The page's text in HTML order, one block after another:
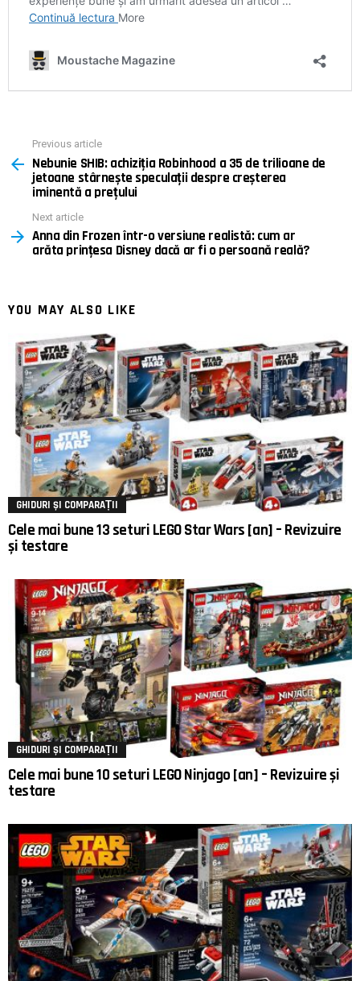
more
Previous article
Nebunie SHIB: achiziția Robinhood a 35 de trilioane de
jetoane stârnește speculații despre creșterea
iminentă a prețului
Next article
Anna din Frozen într-o versiune realistă: cum ar
arăta prințesa Disney dacă ar fi o persoană reală?
YOU MAY ALSO LIKE
GHIDURI ȘI COMPARAȚII
Cele mai bune 13 seturi LEGO Star Wars [an] – Revizuire
și testare
GHIDURI ȘI COMPARAȚII
Cele mai bune 10 seturi LEGO Ninjago [an] – Revizuire și
testare